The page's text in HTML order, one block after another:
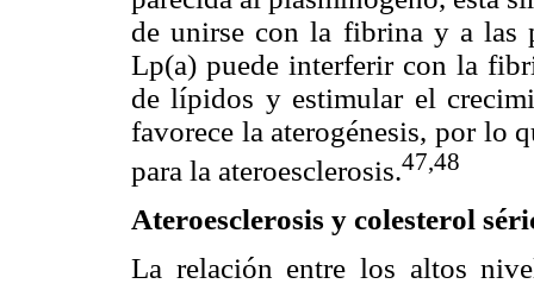
de unirse con la fibrina y a las
Lp(a) puede interferir con la
de lípidos y estimular el
favorece la aterogénesis, por lo
para la ateroesclerosis.47,48
Ateroesclerosis y colesterol
La relación entre los altos